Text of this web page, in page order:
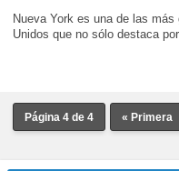
Nueva York es una de las
Unidos que no sólo destaca
Página 4 de 4 « Primera